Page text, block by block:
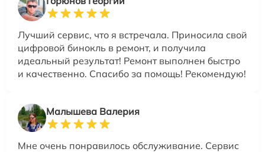
Лучший сервис, что я встречала. Приносила свой
цифровой бинокль в ремонт, и получила
идеальный результат! Ремонт выполнен быстро
и качественно. Спасибо за помощь! Рекомендую!
Малышева Валерия
Мне очень понравилось обслуживание. Сервис